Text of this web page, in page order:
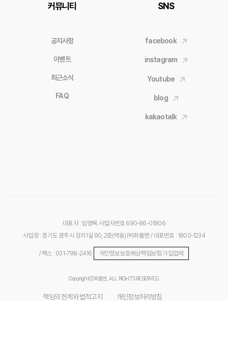
커뮤니티
공지사항
이벤트
최근소식
FAQ
SNS
facebook
instagram
Youtube
blog
kakaotalk
대표자 : 임영묵 사업자번호 690-86-01806
사업장 : 경기도 광주시 장지1길 90, 2층(역동) ㈜화물맨 / 대표번호 : 1800-1234
/ 팩스 : 031-798-2416 개인정보보호배상책임보험 가입업체
Copyrightⓒ화물맨, ALL RIGHTS RESERVED.
책임의 한계와 법적고지
개인정보처리방침